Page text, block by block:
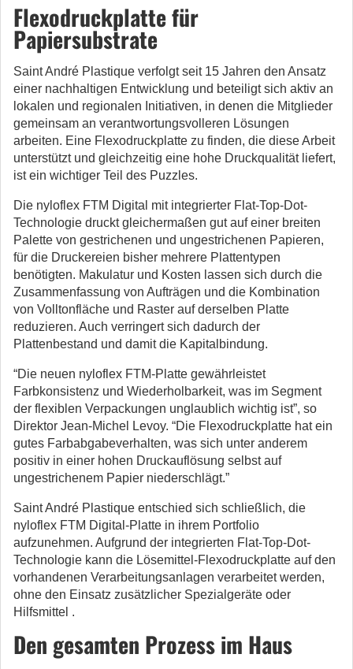
Flexodruckplatte für
Papiersubstrate
Saint André Plastique verfolgt seit 15 Jahren den Ansatz
einer nachhaltigen Entwicklung und beteiligt sich aktiv an
lokalen und regionalen Initiativen, in denen die Mitglieder
gemeinsam an verantwortungsvolleren Lösungen
arbeiten. Eine Flexodruckplatte zu finden, die diese Arbeit
unterstützt und gleichzeitig eine hohe Druckqualität liefert,
ist ein wichtiger Teil des Puzzles.
Die nyloflex FTM Digital mit integrierter Flat-Top-Dot-
Technologie druckt gleichermaßen gut auf einer breiten
Palette von gestrichenen und ungestrichenen Papieren,
für die Druckereien bisher mehrere Plattentypen
benötigten. Makulatur und Kosten lassen sich durch die
Zusammenfassung von Aufträgen und die Kombination
von Volltonfläche und Raster auf derselben Platte
reduzieren. Auch verringert sich dadurch der
Plattenbestand und damit die Kapitalbindung.
“Die neuen nyloflex FTM-Platte gewährleistet
Farbkonsistenz und Wiederholbarkeit, was im Segment
der flexiblen Verpackungen unglaublich wichtig ist”, so
Direktor Jean-Michel Levoy. “Die Flexodruckplatte hat ein
gutes Farbabgabeverhalten, was sich unter anderem
positiv in einer hohen Druckauflösung selbst auf
ungestrichenem Papier niederschlägt.”
Saint André Plastique entschied sich schließlich, die
nyloflex FTM Digital-Platte in ihrem Portfolio
aufzunehmen. Aufgrund der integrierten Flat-Top-Dot-
Technologie kann die Lösemittel-Flexodruckplatte auf den
vorhandenen Verarbeitungsanlagen verarbeitet werden,
ohne den Einsatz zusätzlicher Spezialgeräte oder
Hilfsmittel .
Den gesamten Prozess im Haus